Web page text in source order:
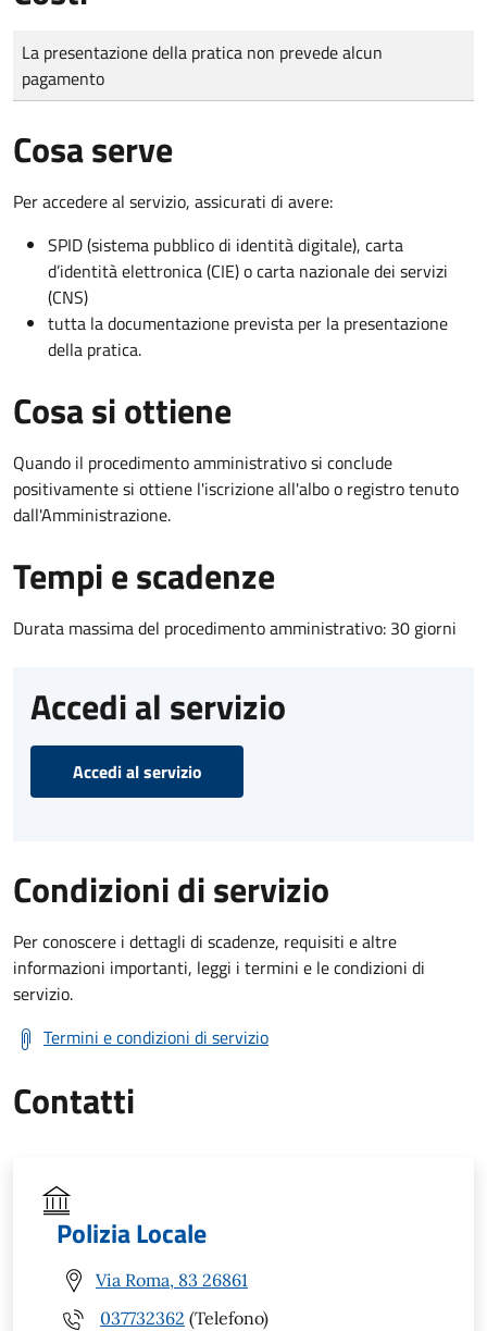
Tipo di pagamento
Importo
La presentazione della pratica non prevede alcun
pagamento
Cosa serve
Per accedere al servizio, assicurati di avere:
SPID (sistema pubblico di identità digitale), carta
d’identità elettronica (CIE) o carta nazionale dei servizi
(CNS)
tutta la documentazione prevista per la presentazione
della pratica.
Cosa si ottiene
Quando il procedimento amministrativo si conclude
positivamente si ottiene l'iscrizione all'albo o registro tenuto
dall'Amministrazione.
Tempi e scadenze
Durata massima del procedimento amministrativo: 30 giorni
Accedi al servizio
Accedi al servizio
Condizioni di servizio
Per conoscere i dettagli di scadenze, requisiti e altre
informazioni importanti, leggi i termini e le condizioni di
servizio.
Termini e condizioni di servizio
Contatti
Polizia Locale
Via Roma, 83 26861
037732362 (Telefono)